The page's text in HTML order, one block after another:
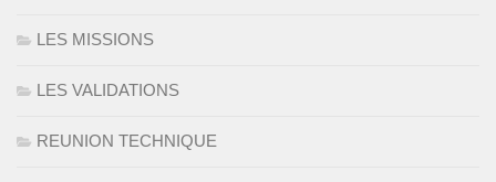
LES MISSIONS
LES VALIDATIONS
REUNION TECHNIQUE